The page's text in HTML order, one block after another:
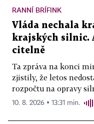
RANNÍ BRÍFINK
Vláda nechala
krajských silnic.
citelně
Ta zpráva na konci
zjistily, že letos
rozpočtu na opravy
10. 8. 2026 ▪ 13:31 min.